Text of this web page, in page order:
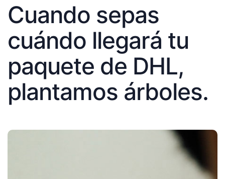
Cuando sepas
cuándo llegará tu
paquete de DHL,
plantamos árboles.